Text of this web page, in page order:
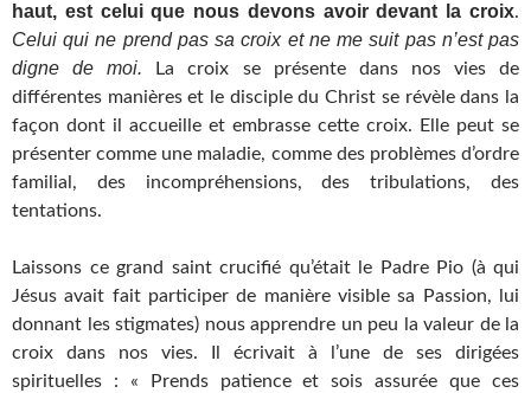
haut, est celui que nous devons avoir devant la croix.
Celui qui ne prend pas sa croix et ne me suit pas n’est pas
digne de moi.
La croix se présente dans nos vies de
différentes manières et le disciple du Christ se révèle dans la
façon dont il accueille et embrasse cette croix. Elle peut se
présenter comme une maladie, comme des problèmes d’ordre
familial, des incompréhensions, des tribulations, des
tentations.
Laissons ce grand saint crucifié qu’était le Padre Pio (à qui
Jésus avait fait participer de manière visible sa Passion, lui
donnant les stigmates) nous apprendre un peu la valeur de la
croix dans nos vies. Il écrivait à l’une de ses dirigées
spirituelles : « Prends patience et sois assurée que ces